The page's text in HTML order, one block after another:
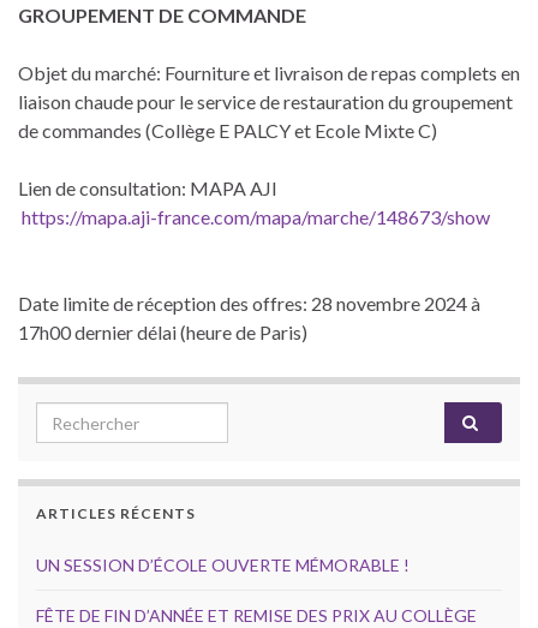
GROUPEMENT DE COMMANDE
Objet du marché: Fourniture et livraison de repas complets en
liaison chaude pour le service de restauration du groupement
de commandes (Collège E PALCY et Ecole Mixte C)
Lien de consultation: MAPA AJI
https://mapa.aji-france.com/mapa/marche/148673/show
Date limite de réception des offres: 28 novembre 2024 à
17h00 dernier délai (heure de Paris)
Search for:
ARTICLES RÉCENTS
UN SESSION D’ÉCOLE OUVERTE MÉMORABLE !
FÊTE DE FIN D’ANNÉE ET REMISE DES PRIX AU COLLÈGE